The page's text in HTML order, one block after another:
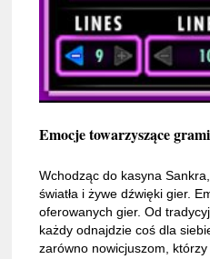
Emocje towarzyszące
Wchodząc do kasyna
światła i żywe dźwięki gier.
oferowanych gier. Od
każdy odnajdzie coś dla
zarówno nowicjuszom,